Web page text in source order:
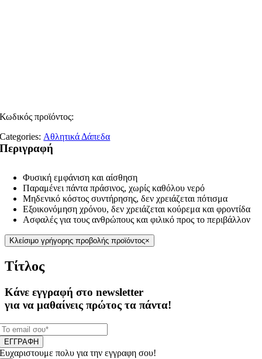
Κωδικός προϊόντος:
Categories:Αθλητικά Δάπεδα
Περιγραφή
Φυσική εμφάνιση και αίσθηση
Παραμένει πάντα πράσινος, χωρίς καθόλου νερό
Μηδενικό κόστος συντήρησης, δεν χρειάζεται πότισμα
Εξοικονόμηση χρόνου, δεν χρειάζεται κούρεμα και φροντίδα
Ασφαλές για τους ανθρώπους και φιλικό προς το περιβάλλον
Κλείσιμο γρήγορης προβολής προϊόντος×
Τίτλος
Κάνε εγγραφή στο newsletter
για να μαθαίνεις πρώτος τα πάντα!
ΕΓΓΡΑΦΗ
Ευχαριστουμε πολυ για την εγγραφη σου!